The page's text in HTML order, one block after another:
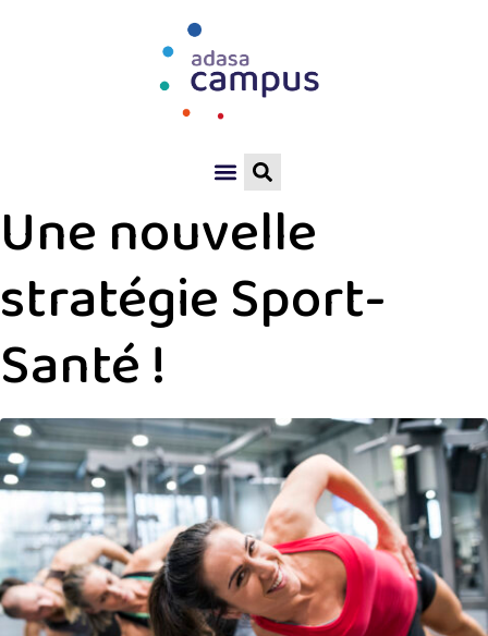
Une nouvelle
stratégie Sport-
Santé !